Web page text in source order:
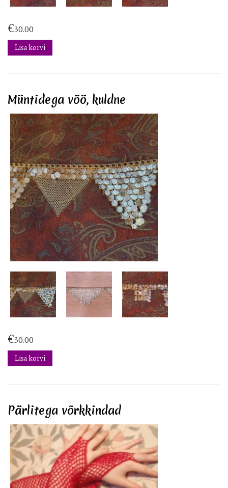
€30.00
Lisa korvi
Müntidega vöö, kuldne
€30.00
Lisa korvi
Pärlitega võrkkindad